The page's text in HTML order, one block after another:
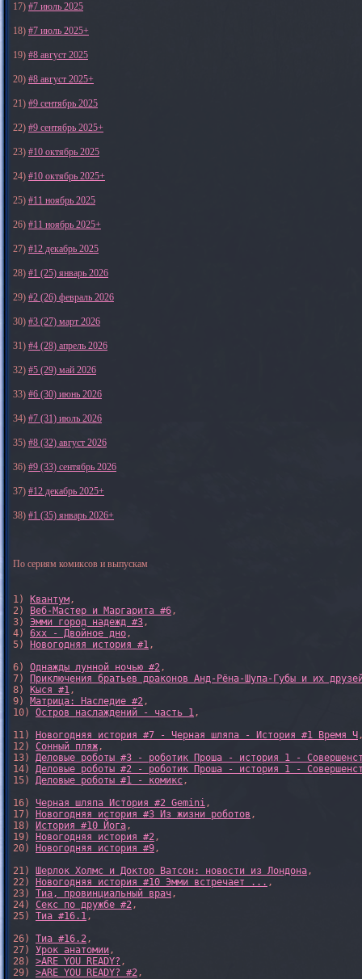
17) #7 июль 2025
18) #7 июль 2025+
19) #8 август 2025
20) #8 август 2025+
21) #9 сентябрь 2025
22) #9 сентябрь 2025+
23) #10 октябрь 2025
24) #10 октябрь 2025+
25) #11 ноябрь 2025
26) #11 ноябрь 2025+
27) #12 декабрь 2025
28) #1 (25) январь 2026
29) #2 (26) февраль 2026
30) #3 (27) март 2026
31) #4 (28) апрель 2026
32) #5 (29) май 2026
33) #6 (30) июнь 2026
34) #7 (31) июль 2026
35) #8 (32) август 2026
36) #9 (33) сентябрь 2026
37) #12 декабрь 2025+
38) #1 (35) январь 2026+
По сериям комиксов и выпускам
1) Квантум,
2)
Веб-Мастер и Маргарита #6,
3) Эмми город надежд #3,
4) 6xx - Двойное дно,
5)
Новогодняя история #1,
6) Однажды лунной ночью #2,
7)
Приключения братьев драконов Анд-Рёна-Шупа-Губы и их
8)
Кыся #1,
9) Матрица: Наследие #2,
10) Остров наслаждений - часть 1,
11)
Новогодняя история #7 - Черная шляпа - История #1 Время Ч
12) Сонный пляж,
13) Деловые роботы #3 - роботик Проша - история 1 -
14) Деловые роботы #2 - роботик Проша - история 1 -
15) Деловые роботы #1 - комикс,
16) Черная шляпа История #2 Gemini,
17)
Новогодняя история #3 Из жизни роботов ,
18)
История #10 Йога,
19)
Новогодняя история #2,
20)
Новогодняя история #9,
21) Шерлок Холмс и Доктор Ватсон: новости из Лондона,
22)
Новогодняя история #10 Эмми встречает ... ,
23) Тиа, провинциальный врач,
24) Секс по дружбе #2,
25) Тиа #16.1,
26) Тиа #16.2,
27) Урок анатомии,
28) >ARE YOU READY? ,
29) >ARE YOU READY? #2,